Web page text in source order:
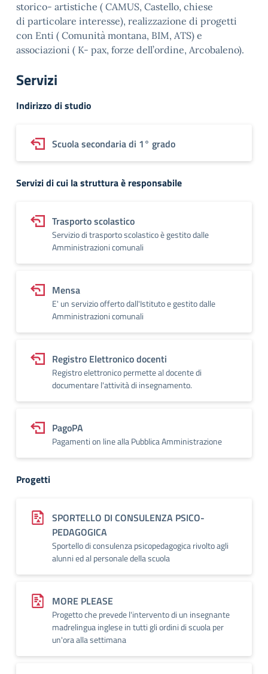
storico- artistiche ( CAMUS, Castello, chiese
di particolare interesse), realizzazione di progetti
con Enti ( Comunità montana, BIM, ATS) e
associazioni ( K- pax, forze dell’ordine, Arcobaleno).
Servizi
Indirizzo di studio
Scuola secondaria di 1° grado
Servizi di cui la struttura è responsabile
Trasporto scolastico
Servizio di trasporto scolastico è gestito dalle
Amministrazioni comunali
Mensa
E' un servizio offerto dall'Istituto e gestito dalle
Amministrazioni comunali
Registro Elettronico docenti
Registro elettronico permette al docente di
documentare l'attività di insegnamento.
PagoPA
Pagamenti on line alla Pubblica Amministrazione
Progetti
SPORTELLO DI CONSULENZA PSICO-
PEDAGOGICA
Sportello di consulenza psicopedagogica rivolto agli
alunni ed al personale della scuola
MORE PLEASE
Progetto che prevede l'intervento di un insegnante
madrelingua inglese in tutti gli ordini di scuola per
un'ora alla settimana